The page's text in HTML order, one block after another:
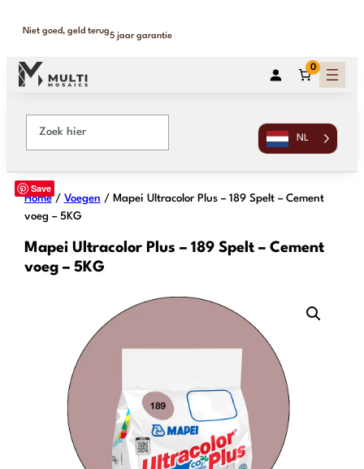
Binnen 1-2 werkdagen geleverd
0
NL
Save
Home/ Voegen / Mapei Ultracolor Plus – 189 Spelt – Cement
voeg – 5KG
Mapei Ultracolor Plus – 189 Spelt – Cement
voeg – 5KG